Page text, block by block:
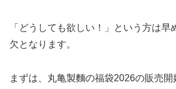
「どうしても欲しい！」という方は早
欠となります。
まずは、丸亀製麵の福袋2026の販売